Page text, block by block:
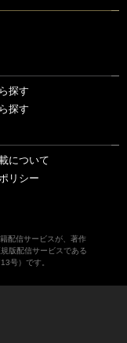
探す
探す
について
リシー
配信サービスが、著作
版配信サービスである
号）です。